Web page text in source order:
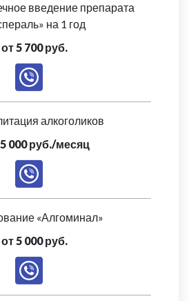
введение препарата
на 1 год
от 5 700 руб.
алкоголиков
000 руб./месяц
«Алгоминал»
от 5 000 руб.